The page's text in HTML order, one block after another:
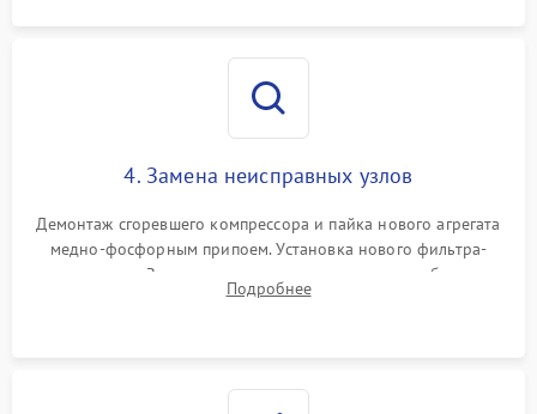
4. Замена неисправных узлов
Демонтаж сгоревшего компрессора и пайка нового агрегата
медно-фосфорным припоем. Установка нового фильтра-
осушителя. Замена изношенных вентиляторов обдува,
сломанных заслонок или поврежденных дверных петель.
Подробнее